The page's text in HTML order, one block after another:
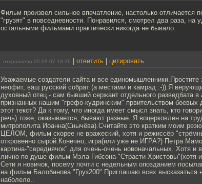
Фильм произвел сильное впечатление, настолько отличается
"грузят" в повседневности. Понравился, смотрел два раза, на
остальными фильмами практически никогда не бывало.
отправлено 05.09.07 18:26 ответить цитировать
Уважаемые создатели сайта и все
неофит, ваш русский собрат (а местами и камрад :-)).Я
духовный отец - сам бывший сержант отдельного разведбата
признанных нашим "грефо-кудринским" првительством боевых
этот текст? Да к тому, что иногда имеет смысл знать, кто
речь) тоже, оказывается, бывают разные. Я воцерковлен на
митрополита Иоанна(Снычёва).Считайте это кратким моим
ЦЕЛОМ, фильм скорее не вражеский, хотя и режиссёр
откровенно сырой.Конечно, игра(или уже не ИГРА?) Петра
картина-"середнячок" для очень-очень новоначальных. Хотя
лично по душе фильм Мэла Гибсона "Страсти Христовы"(хотя
Сети я новичок, посему почти с недельным опозданием
на фильм Балобанова "Груз200".Приглашаю всех высказаться
наболело..